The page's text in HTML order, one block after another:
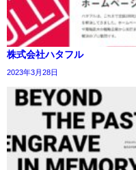
株式会社ハタフル
2023年3月28日